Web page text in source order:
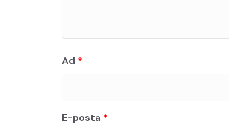
Ad *
E-posta *